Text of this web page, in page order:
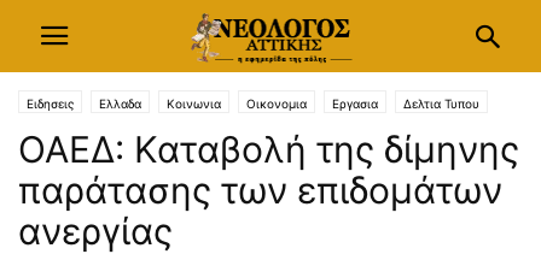
Ειδησεις Ελλαδα Κοινωνια Οικονομια Εργασια Δελτια Τυπου
ΟΑΕΔ: Καταβολή της δίμηνης
παράτασης των επιδομάτων
ανεργίας